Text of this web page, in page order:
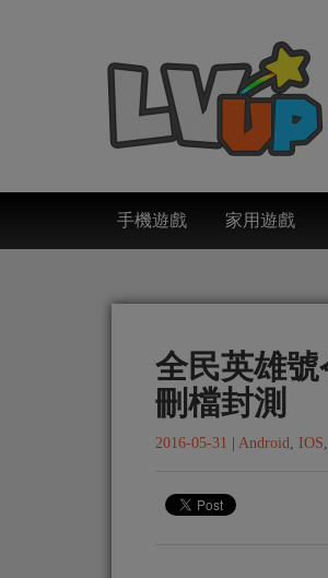
手機遊戲 家用遊戲
全民英雄
刪檔封測
2016-05-31 Android, IOS,